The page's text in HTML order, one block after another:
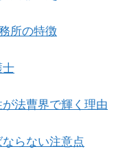
所の特徴
士
法曹界で輝く理由
らない注意点